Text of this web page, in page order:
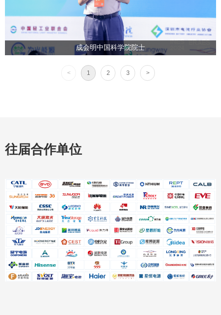
往届合作单位
成会明中国科学院院士
< 1 2 3 >